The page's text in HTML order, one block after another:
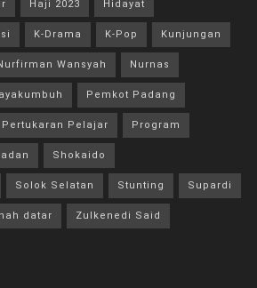
Haji 2023 Hidayat
K-Drama K-Pop Kunjungan
Wansyah Nurnas
Pemkot Padang
Pertukaran Pelajar Program
Shokaido
Solok Selatan Stunting Supardi
datar Zulkenedi Said